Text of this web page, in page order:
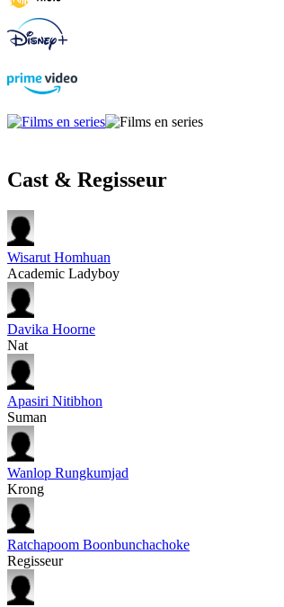
Cast & Regisseur
Wisarut Homhuan
Academic Ladyboy
Davika Hoorne
Nat
Apasiri Nitibhon
Suman
Wanlop Rungkumjad
Krong
Ratchapoom Boonbunchachoke
Regisseur